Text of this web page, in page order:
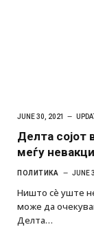
JUNE 30, 2021
Делта сојот
меѓу
ПОЛИТИКА JUNE
Ништо сè уште
може да
Делта…